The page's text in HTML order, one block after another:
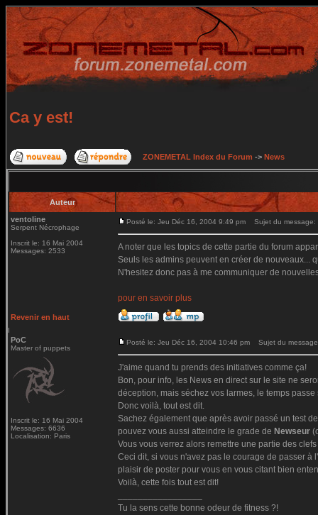
Ca y est!
ZONEMETAL Index du Forum -> News
Auteur
ventoline
Serpent Nécrophage
Inscrit le: 16 Mai 2004
Messages: 2533
Posté le: Jeu Déc 16, 2004 9:49 pm Sujet du message:
A noter que les topics de cette partie du forum
Seuls les admins peuvent en créer de nouveaux...
N'hesitez donc pas à me communiquer de
pour en savoir plus
Revenir en haut
PoC
Master of puppets
Inscrit le: 16 Mai 2004
Messages: 6636
Localisation: Paris
Posté le: Jeu Déc 16, 2004 10:46 pm Sujet du
J'aime quand tu prends des initiatives comme ça!
Bon, pour info, les News en direct sur le site ne
déception, mais séchez vos larmes, le temps passe
Donc voilà, tout est dit.
Sachez également que après avoir passé un test
pouvez vous aussi atteindre le grade de Newseur
Vous vous verrez alors remettre une partie des
Ceci dit, si vous n'avez pas le courage de passer
plaisir de poster pour vous en vous citant bien
Voilà, cette fois tout est dit!
Tu la sens cette bonne odeur de fitness ?!